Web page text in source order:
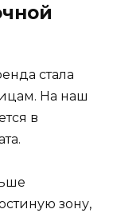
стала
На наш
в
зону,